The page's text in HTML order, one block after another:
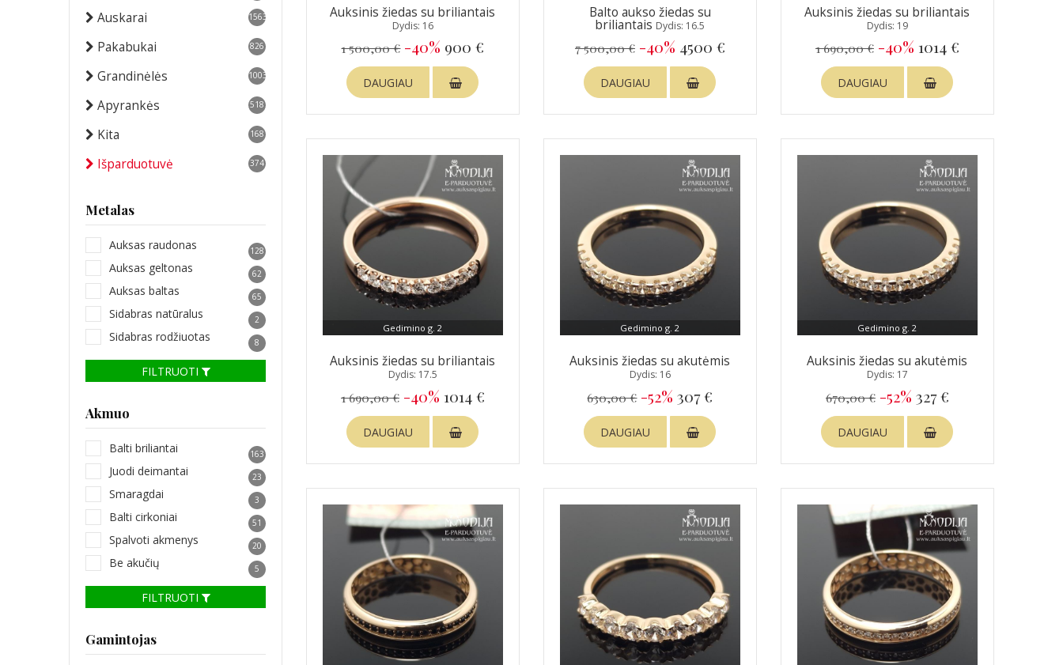
Auskarai 1563
Pakabukai 826
Grandinėlės 1003
Apyrankės 518
Kita 168
Išparduotuvė 374
Metalas
Auksas raudonas 128
Auksas geltonas 62
Auksas baltas 65
Sidabras natūralus 2
Sidabras rodžiuotas 8
FILTRUOTI
Akmuo
Balti briliantai 163
Juodi deimantai 23
Smaragdai 3
Balti cirkoniai 51
Spalvoti akmenys 20
Be akučių 5
FILTRUOTI
Gamintojas
Auksinis žiedas su briliantais
Dydis: 16
1 500,00 € -40% 900 €
DAUGIAU
Balto aukso žiedas su
briliantais Dydis: 16.5
7 500,00 € -40% 4500 €
DAUGIAU
Auksinis žiedas su briliantais
Dydis: 19
1 690,00 € -40% 1014 €
DAUGIAU
Gedimino g. 2
Auksinis žiedas su briliantais
Dydis: 17.5
1 690,00 € -40% 1014 €
DAUGIAU
Gedimino g. 2
Auksinis žiedas su akutėmis
Dydis: 16
630,00 € -52% 307 €
DAUGIAU
Gedimino g. 2
Auksinis žiedas su akutėmis
Dydis: 17
670,00 € -52% 327 €
DAUGIAU